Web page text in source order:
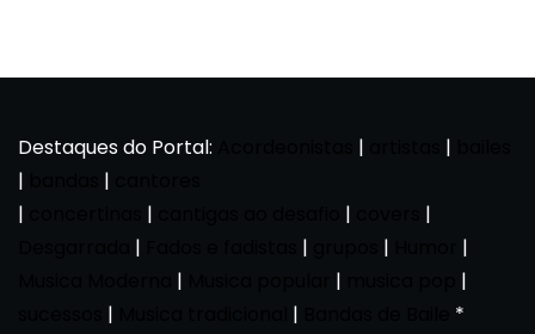
Destaques do Portal: | |
|
|
|
| |
|
| | |
|
| |
|
| | *